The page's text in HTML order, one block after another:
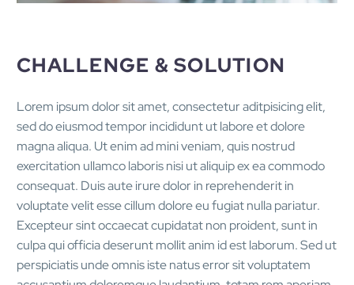
CHALLENGE & SOLUTION
Lorem ipsum dolor sit amet, consectetur aditpisicing elit,
sed do eiusmod tempor incididunt ut labore et dolore
magna aliqua. Ut enim ad mini veniam, quis nostrud
exercitation ullamco laboris nisi ut aliquip ex ea commodo
consequat. Duis aute irure dolor in reprehenderit in
voluptate velit esse cillum dolore eu fugiat nulla pariatur.
Excepteur sint occaecat cupidatat non proident, sunt in
culpa qui officia deserunt mollit anim id est laborum. Sed ut
perspiciatis unde omnis iste natus error sit voluptatem